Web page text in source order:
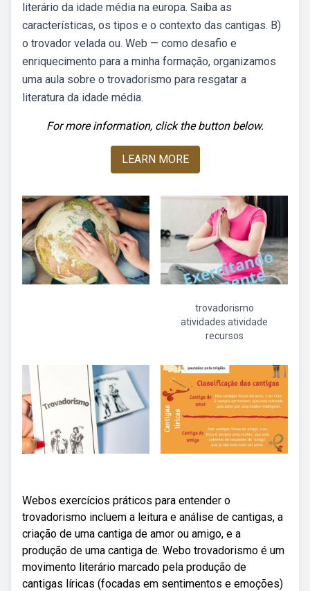
literário da idade média na europa. Saiba as
características, os tipos e o contexto das cantigas. B)
o trovador velada ou. Web — como desafio e
enriquecimento para a minha formação, organizamos
uma aula sobre o trovadorismo para resgatar a
literatura da idade média.
For more information, click the button below.
LEARN MORE
trovadorismo
atividades atividade
recursos
Webos exercícios práticos para entender o
trovadorismo incluem a leitura e análise de cantigas, a
criação de uma cantiga de amor ou amigo, e a
produção de uma cantiga de. Webo trovadorismo é um
movimento literário marcado pela produção de
cantigas líricas (focadas em sentimentos e emoções)